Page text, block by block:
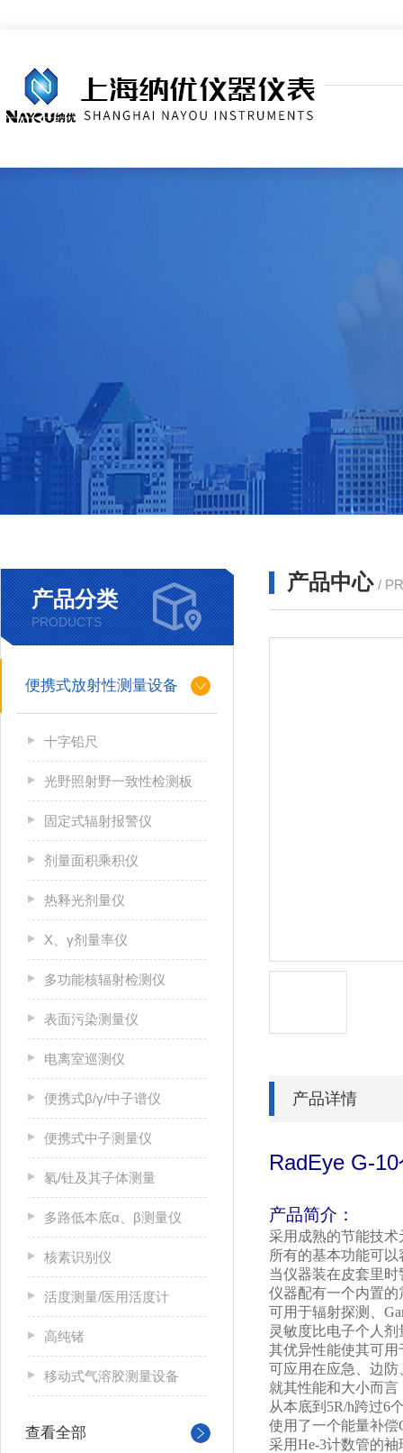
产品分类
PRODUCTS
便携式放射性测量设备
十字铅尺
光野照射野一致性检测板
固定式辐射报警仪
剂量面积乘积仪
热释光剂量仪
X、γ剂量率仪
多功能核辐射检测仪
表面污染测量仪
电离室巡测仪
便携式β/γ/中子谱仪
便携式中子测量仪
氡/钍及其子体测量
多路低本底α、β测量仪
核素识别仪
活度测量/医用活度计
高纯锗
移动式气溶胶测量设备
查看全部
产品中心 /
产品详情
RadEye G-10
产品简介：
采用成熟的节能技
所有的基本功能可
当仪器装在皮套里
仪器配有一个内置
可用于辐射探测、
灵敏度比电子个人剂
其优异性能使其可
可应用在应急、边防
就其性能和大小而
从本底到 5R/h跨过6
使用了一个能量补偿
采用He-3计数管的袖